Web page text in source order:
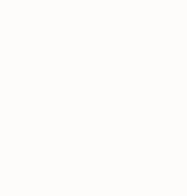
og fauna, mens byer
sine historiske
ferie.